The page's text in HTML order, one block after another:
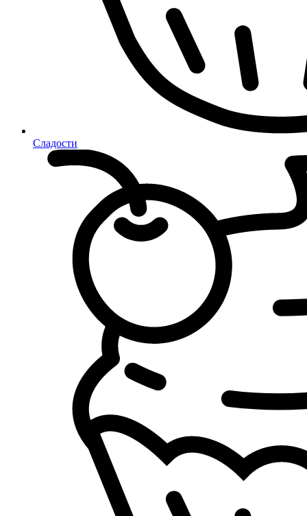
Сладости